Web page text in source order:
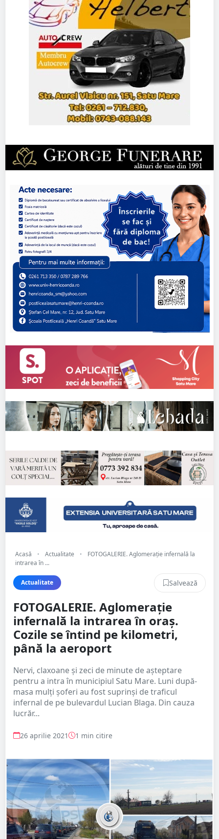
Acasă • Actualitate •
FOTOGALERIE. Aglomerație infernală la
intrarea în ...
Actualitate Salvează
FOTOGALERIE. Aglomerație
infernală la intrarea în oraș.
Cozile se întind pe kilometri,
până la aeroport
Nervi, claxoane și zeci de minute de așteptare
pentru a intra în municipiul Satu Mare. Luni după-
masa mulți șoferi au fost suprinși de traficul
infernal de pe bulevardul Lucian Blaga. Din cauza
lucrăr...
26 aprilie 2021 1 min citire